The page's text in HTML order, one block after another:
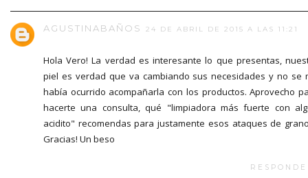
AGUSTINABAÑOS 24 DE ABRIL DE 2015 A LAS 11:21
Hola Vero! La verdad es interesante lo que presentas,
piel es verdad que va cambiando sus necesidades y no se
había ocurrido acompañarla con los productos. Aprovecho
hacerte una consulta, qué "limpiadora más fuerte con
acidito" recomendas para justamente esos ataques de
Gracias! Un beso